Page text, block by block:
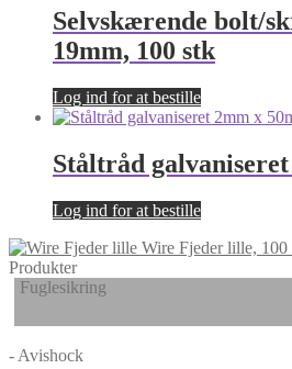
Selvskærende bolt/
19mm, 100 stk
Log ind for at bestille
Ståltråd
Log ind for at bestille
Wire Fjeder lille, 100
Produkter
Fuglesikring
- Avishock